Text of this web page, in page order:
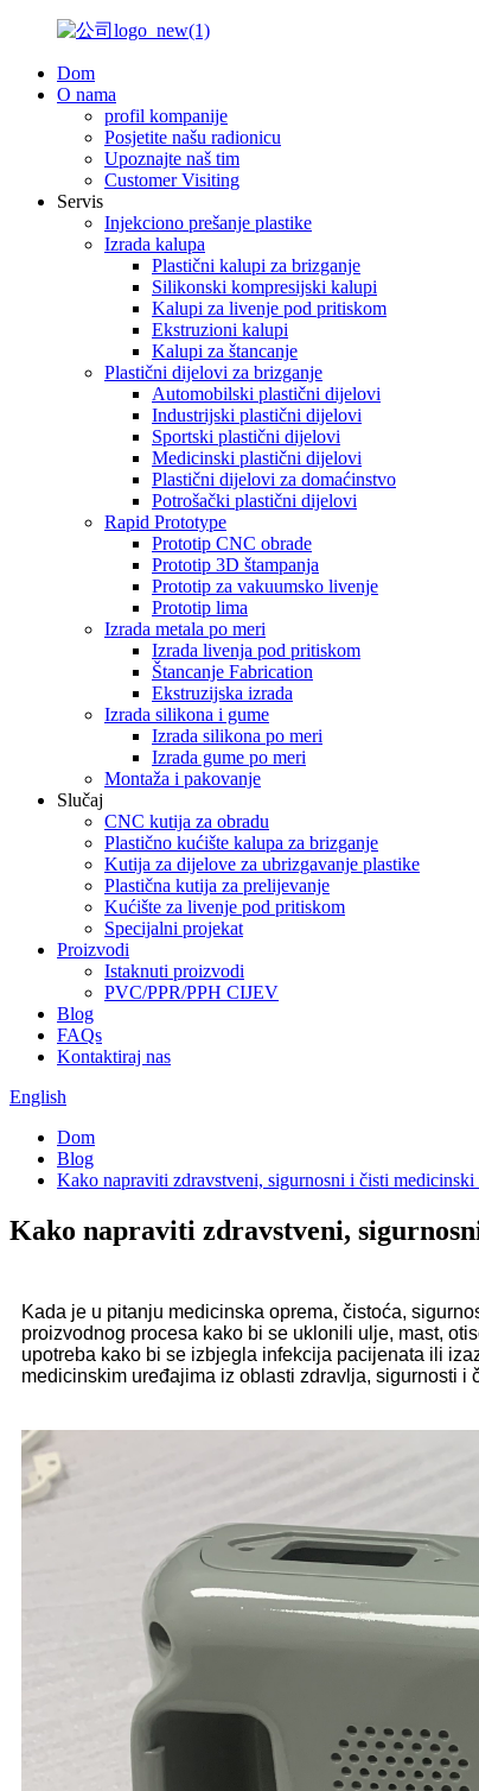
Dom
O nama
profil kompanije
Posjetite našu radionicu
Upoznajte naš tim
Customer Visiting
Servis
Injekciono prešanje plastike
Izrada kalupa
Plastični kalupi za brizganje
Silikonski kompresijski kalupi
Kalupi za livenje pod pritiskom
Ekstruzioni kalupi
Kalupi za štancanje
Plastični dijelovi za brizganje
Automobilski plastični dijelovi
Industrijski plastični dijelovi
Sportski plastični dijelovi
Medicinski plastični dijelovi
Plastični dijelovi za domaćinstvo
Potrošački plastični dijelovi
Rapid Prototype
Prototip CNC obrade
Prototip 3D štampanja
Prototip za vakuumsko livenje
Prototip lima
Izrada metala po meri
Izrada livenja pod pritiskom
Štancanje Fabrication
Ekstruzijska izrada
Izrada silikona i gume
Izrada silikona po meri
Izrada gume po meri
Montaža i pakovanje
Slučaj
CNC kutija za obradu
Plastično kućište kalupa za brizganje
Kutija za dijelove za ubrizgavanje plastike
Plastična kutija za prelijevanje
Kućište za livenje pod pritiskom
Specijalni projekat
Proizvodi
Istaknuti proizvodi
PVC/PPR/PPH CIJEV
Blog
FAQs
Kontaktiraj nas
English
Dom
Blog
Kako napraviti zdravstveni, sigurnosni i čisti medicinski
Kako napraviti zdravstveni,
Kada je u pitanju medicinska oprema, čistoća,
proizvodnog procesa kako bi se uklonili ulje, mast,
upotreba kako bi se izbjegla infekcija pacijenata ili
medicinskim uređajima iz oblasti zdravlja, sigurnosti i